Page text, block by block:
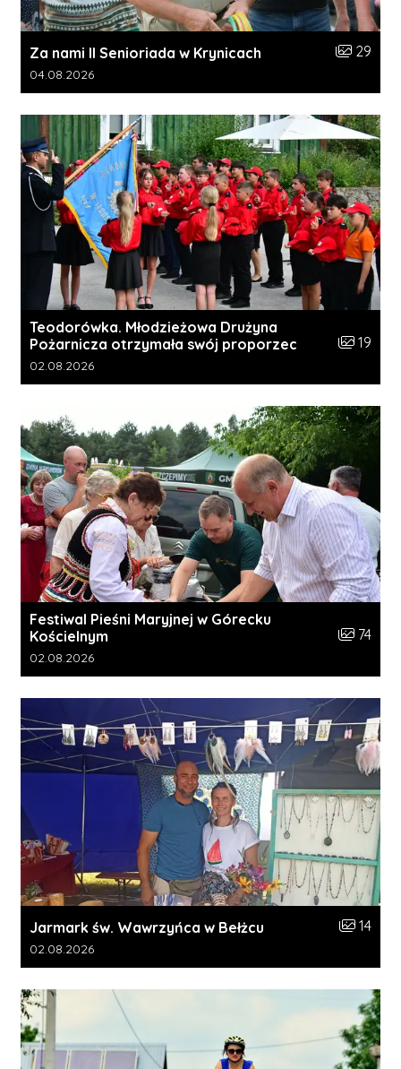
Za nami II Senioriada w Krynicach Liczba
29
Data dodania galerii:
04.08.2026
Teodorówka. Młodzieżowa Drużyna
Pożarnicza otrzymała swój proporzec
Liczba
19
Data dodania galerii:
02.08.2026
Festiwal Pieśni Maryjnej w Górecku
Kościelnym
Liczba
74
Data dodania galerii:
02.08.2026
Jarmark św. Wawrzyńca w Bełżcu Liczba
14
Data dodania galerii:
02.08.2026